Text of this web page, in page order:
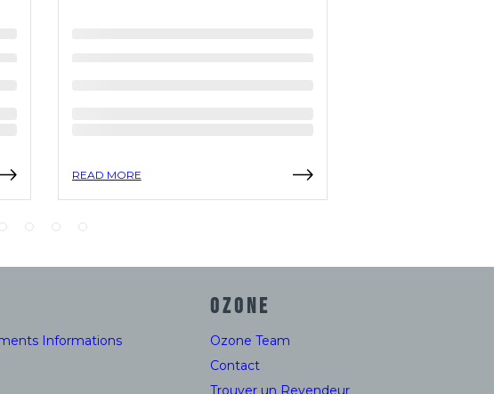
READ MORE
Informations
OZONE
Ozone Team
Contact
Trouver un Revendeur